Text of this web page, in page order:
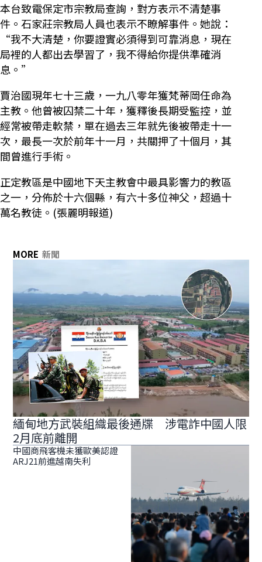
本台致電保定市宗教局查詢，對方表示不清楚事
件。石家莊宗教局人員也表示不瞭解事件。她說：
“我不大清楚，你要證實必須得到可靠消息，現在
局裡的人都出去學習了，我不得給你提供準確消
息。”
賈治國現年七十三歲，一九八零年獲梵蒂岡任命為
主教。他曾被囚禁二十年，獲釋後長期受監控，並
經常被帶走軟禁，單在過去三年就先後被帶走十一
次，最長一次於前年十一月，共關押了十個月，其
間曾進行手術。
正定教區是中國地下天主教會中最具影響力的教區
之一，分佈於十六個縣，有六十多位神父，超過十
萬名教徒。(張麗明報道)
MORE 新聞
緬甸地方武裝組織最後通牒 涉電詐中國人限
2月底前離開
中國商飛客機未獲歐美認證
ARJ21前進越南失利